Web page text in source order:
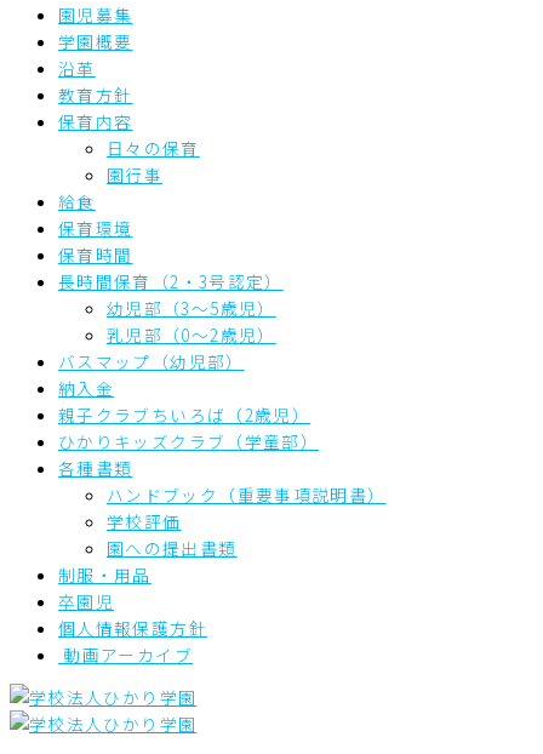
園児募集
学園概要
沿革
教育方針
保育内容
日々の保育
園行事
給食
保育環境
保育時間
長時間保育（2・3号認定）
幼児部（3～5歳児）
乳児部（0～2歳児）
バスマップ（幼児部）
納入金
親子クラブちいろば（2歳児）
ひかりキッズクラブ（学童部）
各種書類
ハンドブック（重要事項説明書）
学校評価
園への提出書類
制服・用品
卒園児
個人情報保護方針
動画アーカイブ